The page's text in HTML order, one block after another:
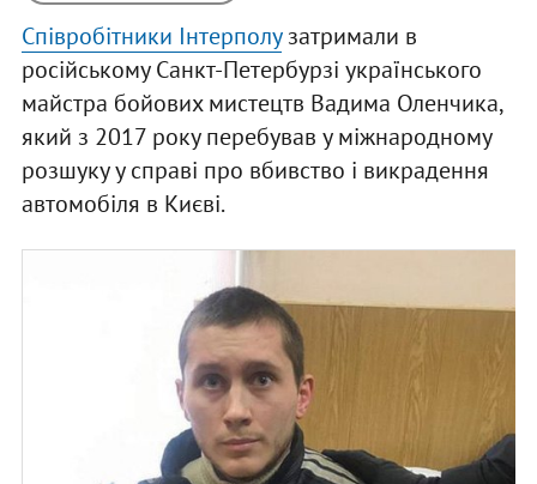
Співробітники Інтерполузатримали в
російському Санкт-Петербурзі українського
майстра бойових мистецтв Вадима Оленчика,
який з 2017 року перебував у міжнародному
розшуку у справі про вбивство і викрадення
автомобіля в Києві.